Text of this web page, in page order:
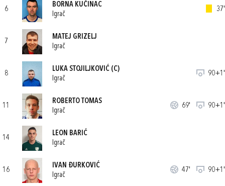
6
BORNA KUČINAC
Igrač
37'
7
MATEJ GRIZELJ
Igrač
8
LUKA STOJILJKOVIĆ (C)
Igrač
90+1'
11
ROBERTO TOMAS
Igrač
69' 90+1'
14
LEON BARIĆ
Igrač
16
IVAN ĐURKOVIĆ
Igrač
47' 90+1'